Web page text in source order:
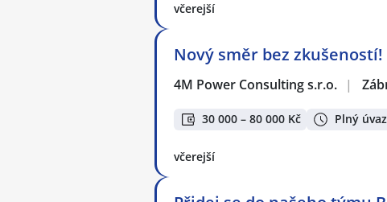
včerejší
Nový směr bez zkušeností!
4M Power Consulting s.r.o. |
30 000 – 80 000 Kč Plný
včerejší